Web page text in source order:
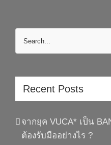
Recent Posts
จากยุค VUCA* เป็น
ต้องรับมืออย่างไร ?